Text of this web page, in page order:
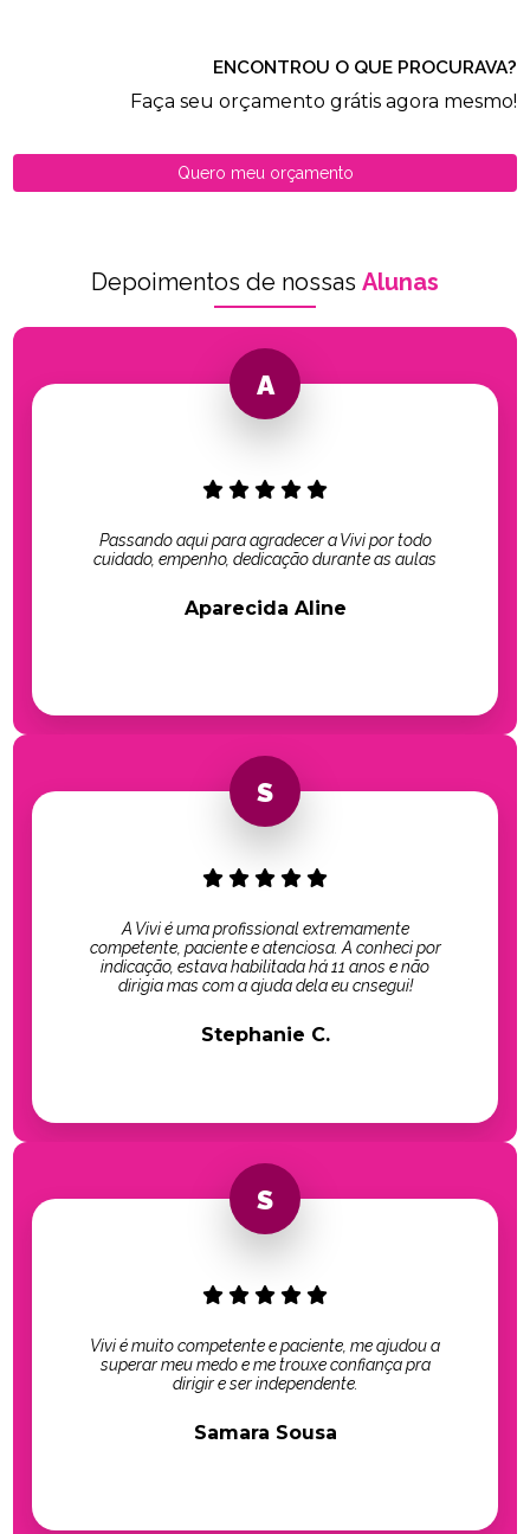
ENCONTROU O QUE PROCURAVA?
Faça seu orçamento grátis agora mesmo!
Quero meu orçamento
Depoimentos de nossas Alunas
Passando aqui para agradecer a Vivi por todo
cuidado, empenho, dedicação durante as aulas
Aparecida Aline
A Vivi é uma profissional extremamente
competente, paciente e atenciosa. A conheci por
indicação, estava habilitada há 11 anos e não
dirigia mas com a ajuda dela eu cnsegui!
Stephanie C.
Vivi é muito competente e paciente, me ajudou a
superar meu medo e me trouxe confiança pra
dirigir e ser independente.
Samara Sousa